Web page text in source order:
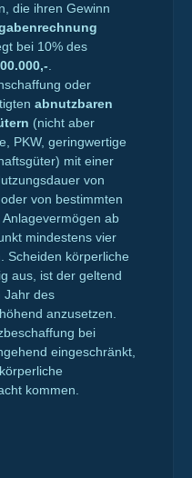
die ihren Gewinn
bei 10% des
oder
abnutzbaren
(nicht aber
PKW, geringwertige
mit einer
von
von bestimmten
Anlagevermögen ab
mindestens vier
Scheiden körperliche
aus, ist der geltend
Jahr des
anzusetzen.
bei
eingeschränkt,
kommen.